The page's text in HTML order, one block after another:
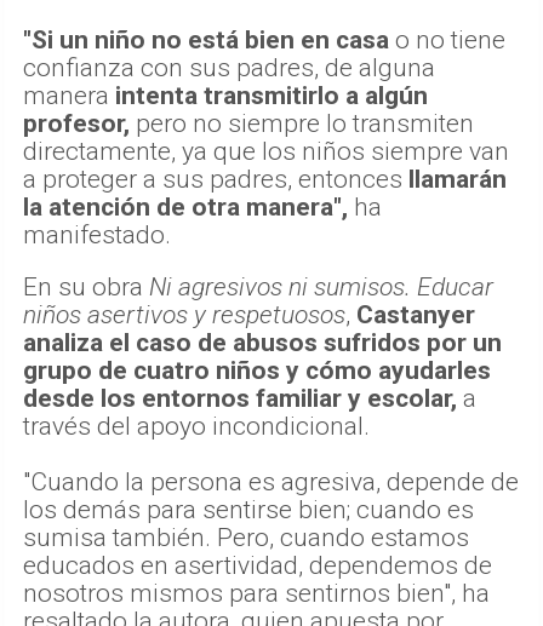
"Si un niño no está bien en casa o no tiene
confianza con sus padres, de alguna
manera intenta transmitirlo a algún
profesor, pero no siempre lo transmiten
directamente, ya que los niños siempre van
a proteger a sus padres, entonces llamarán
la atención de otra manera", ha
manifestado.
En su obra Ni agresivos ni sumisos. Educar
niños asertivos y respetuosos, Castanyer
analiza el caso de abusos sufridos por un
grupo de cuatro niños y cómo ayudarles
desde los entornos familiar y escolar, a
través del apoyo incondicional.
"Cuando la persona es agresiva, depende de
los demás para sentirse bien; cuando es
sumisa también. Pero, cuando estamos
educados en asertividad, dependemos de
nosotros mismos para sentirnos bien", ha